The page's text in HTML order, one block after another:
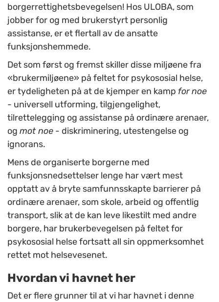
borgerrettighetsbevegelsen! Hos ULOBA, som
jobber for og med brukerstyrt personlig
assistanse, er et flertall av de ansatte
funksjonshemmede.
Det som først og fremst skiller disse miljøene fra
«brukermiljøene» på feltet for psykososial helse,
er tydeligheten på at de kjemper en kamp fornoe
- universell utforming, tilgjengelighet,
tilrettelegging og assistanse på ordinære arenaer,
og mot noe - diskriminering, utestengelse og
ignorans.
Mens de organiserte borgerne med
funksjonsnedsettelser lenge har vært mest
opptatt av å bryte samfunnsskapte barrierer på
ordinære arenaer, som skole, arbeid og offentlig
transport, slik at de kan leve likestilt med andre
borgere, har brukerbevegelsen på feltet for
psykososial helse fortsatt all sin oppmerksomhet
rettet mot helsevesenet.
Hvordan vi havnet her
Det er flere grunner til at vi har havnet i denne